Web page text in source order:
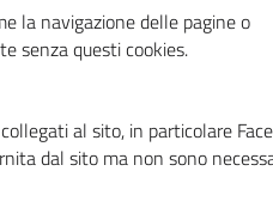
al
la navigazione delle pagine o
senza questi cookies.
al sito, in particolare
dal sito ma non sono